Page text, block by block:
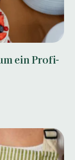
ein Profi-